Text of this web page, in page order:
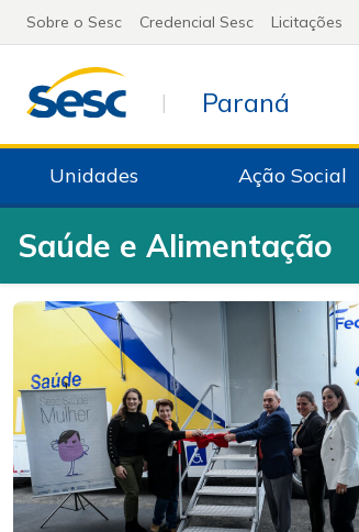
Sobre o Sesc Credencial Sesc Licitações
Paraná
Unidades Ação Social
Saúde e Alimentação